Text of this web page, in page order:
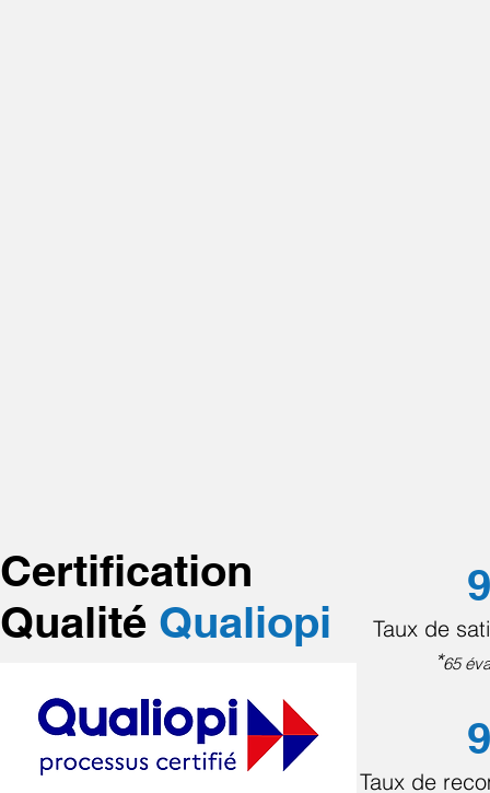
Certification
Qualité Qualiopi
Taux de
*65
Taux de